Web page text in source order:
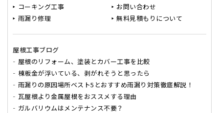
コーキング工事
雨漏り修理
お問い合わせ
無料見積もりについて
屋根工事ブログ
屋根のリフォーム、塗装とカバー工事を比較
棟板金が浮いている、剥がれそうと思ったら
雨漏りの原因場所ベスト5とおすすめ雨漏り対策徹底解説！
瓦屋根より金属屋根をおススメする理由
ガルバリウムはメンテナンス不要？